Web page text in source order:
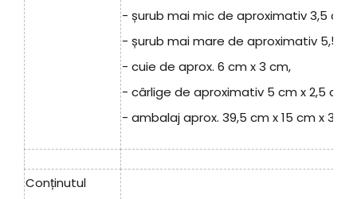
- șurub mai mic de aproximativ 3,5 cm
- șurub mai mare de aproximativ 5,5
- cuie de aprox. 6 cm x 3 cm,
- cârlige de aproximativ 5 cm x 2,5 cm,
- ambalaj aprox. 39,5 cm x 15 cm x 35
Conținutul